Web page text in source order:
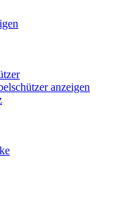
anzeigen